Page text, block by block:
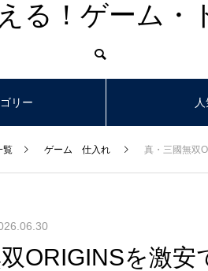
る！ゲーム・
リー
覧 ゲーム 仕入れ 真・三國無双
ORIGINSを激安